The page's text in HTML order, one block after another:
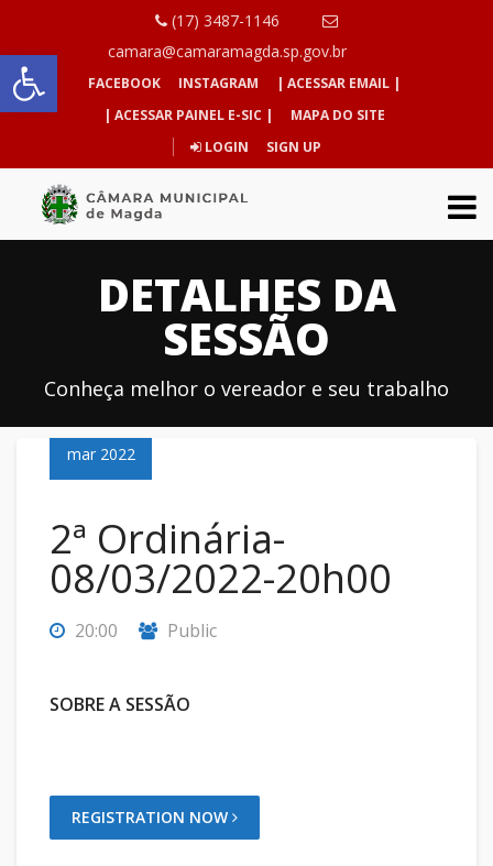
Abrir a barra de ferramentas
(17) 3487-1146
camara@camaramagda.sp.gov.br
FACEBOOK INSTAGRAM
| ACESSAR EMAIL |
| ACESSAR PAINEL E-SIC |
MAPA DO SITE
LOGIN
SIGN UP
DETALHES DA
SESSÃO
Conheça melhor o vereador e seu trabalho
08
mar 2022
2ª Ordinária-
08/03/2022-20h00
20:00 Public
SOBRE A SESSÃO
REGISTRATION NOW